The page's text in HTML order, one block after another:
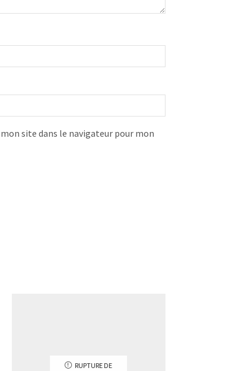
site dans le navigateur pour mon
RUPTURE DE